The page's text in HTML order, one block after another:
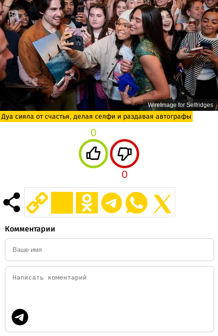
WireImage for Selfridges
Дуа сияла от счастья, делая селфи и раздавая автографы
0
0
Комментарии